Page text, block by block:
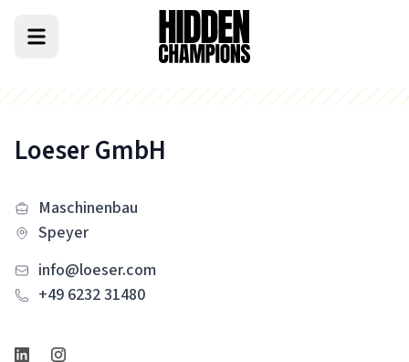
Loeser GmbH
Maschinenbau
Speyer
info@loeser.com
+49 6232 31480